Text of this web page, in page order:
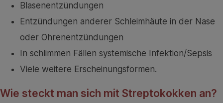
Blasenentzündungen
Entzündungen anderer Schleimhäute in der Nase
oder Ohrenentzündungen
In schlimmen Fällen systemische Infektion/Sepsis
Viele weitere Erscheinungsformen.
Wie steckt man sich mit Streptokokken an?